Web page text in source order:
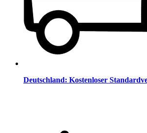
Deutschland: Kostenloser